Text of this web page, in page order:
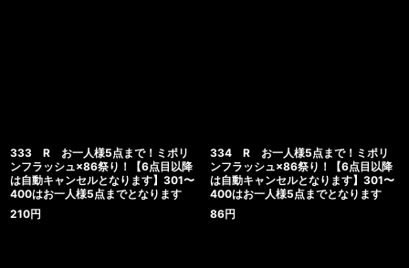
333 R お一人様5点まで！ミポリ
ンフラッシュ×86祭り！【6点目以降
は自動キャンセルとなります】301〜
400はお一人様5点までとなります
210円
334 R お一人様5点まで！ミポリ
ンフラッシュ×86祭り！【6点目以降
は自動キャンセルとなります】301〜
400はお一人様5点までとなります
86円